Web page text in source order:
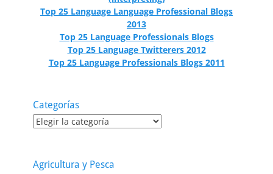
Top 25 Language Language Professional Blogs
2013
Top 25 Language Professionals Blogs
Top 25 Language Twitterers 2012
Top 25 Language Professionals Blogs 2011
Categorías
Categorías
Agricultura y Pesca